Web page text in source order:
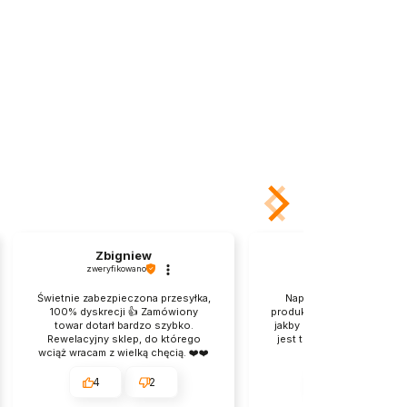
Zbigniew
zweryfikowano
Świetnie zabezpieczona przesyłka,
100% dyskrecji 👍️ Zamówiony
towar dotarł bardzo szybko.
Rewelacyjny sklep, do którego
wciąż wracam z wielką chęcią. ❤️❤️
4 2
Naprawdę dobrze
produkt. tylko kartonik
jakby przeszedł jakąś
jest transport nie Wy.